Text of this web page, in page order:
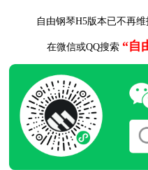
自由钢琴H5版本已不再维
在微信或QQ搜索 “自